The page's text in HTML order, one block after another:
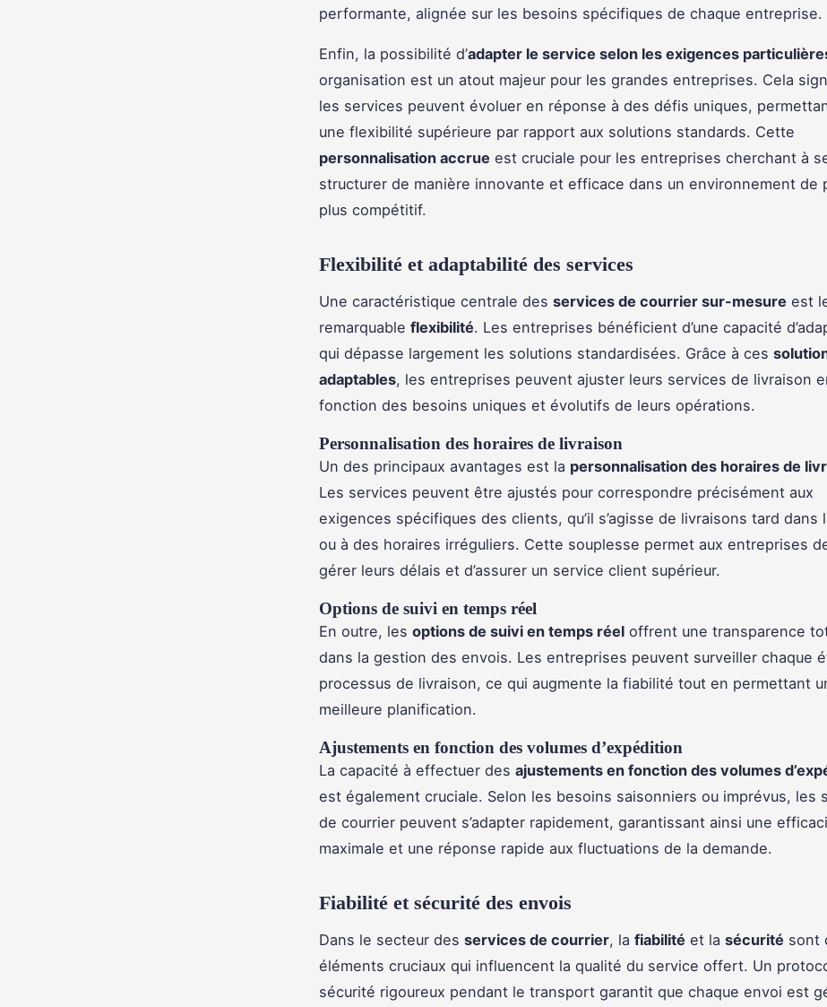
performante, alignée sur les besoins spécifiques de chaque entreprise.
Enfin, la possibilité d’adapter le service selon les exigences
organisation est un atout majeur pour les grandes entreprises. Cela
les services peuvent évoluer en réponse à des défis uniques,
une flexibilité supérieure par rapport aux solutions standards. Cette
personnalisation accrue est cruciale pour les entreprises cherchant à
structurer de manière innovante et efficace dans un environnement de
plus compétitif.
Flexibilité et adaptabilité des services
Une caractéristique centrale des services de courrier sur-mesure est
remarquable flexibilité. Les entreprises bénéficient d’une capacité
qui dépasse largement les solutions standardisées. Grâce à ces
adaptables, les entreprises peuvent ajuster leurs services de livraison
fonction des besoins uniques et évolutifs de leurs opérations.
Personnalisation des horaires de livraison
Un des principaux avantages est la personnalisation des horaires de
Les services peuvent être ajustés pour correspondre précisément aux
exigences spécifiques des clients, qu’il s’agisse de livraisons tard dans
ou à des horaires irréguliers. Cette souplesse permet aux entreprises
gérer leurs délais et d’assurer un service client supérieur.
Options de suivi en temps réel
En outre, les options de suivi en temps réel offrent une transparence
dans la gestion des envois. Les entreprises peuvent surveiller chaque
processus de livraison, ce qui augmente la fiabilité tout en permettant
meilleure planification.
Ajustements en fonction des volumes d’expédition
La capacité à effectuer des ajustements en fonction des volumes
est également cruciale. Selon les besoins saisonniers ou imprévus, les
de courrier peuvent s’adapter rapidement, garantissant ainsi une
maximale et une réponse rapide aux fluctuations de la demande.
Fiabilité et sécurité des envois
Dans le secteur des services de courrier, la fiabilité et la sécurité sont
éléments cruciaux qui influencent la qualité du service offert. Un
sécurité rigoureux pendant le transport garantit que chaque envoi est